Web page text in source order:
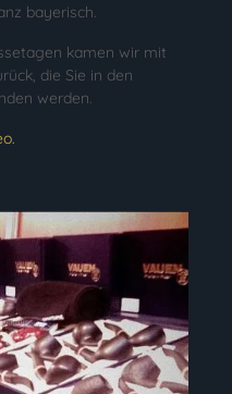
bayerisch.
kamen wir mit
die Sie in den
werden.